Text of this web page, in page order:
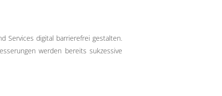
Services digital barrierefrei gestalten.
werden bereits sukzessive